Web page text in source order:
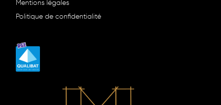
Mentions légales
Politique de confidentialité